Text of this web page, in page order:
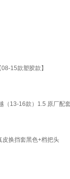
15款塑胶款】
（13-16款）1.5 原厂配
皮换挡套黑色+档把头